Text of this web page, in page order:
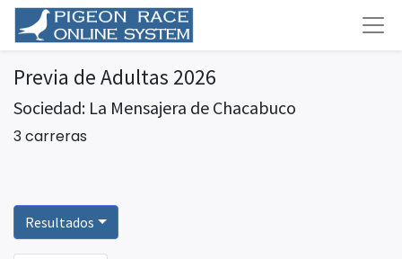
Previa de Adultas 2026
Sociedad: La Mensajera de Chacabuco
3 carreras
Resultados